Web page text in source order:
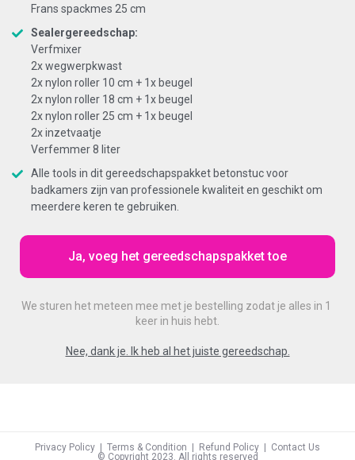
Frans spackmes 25 cm
Sealergereedschap:
Verfmixer
2x wegwerpkwast
2x nylon roller 10 cm + 1x beugel
2x nylon roller 18 cm + 1x beugel
2x nylon roller 25 cm + 1x beugel
2x inzetvaatje
Verfemmer 8 liter
Alle tools in dit gereedschapspakket betonstuc voor
badkamers zijn van professionele kwaliteit en geschikt om
meerdere keren te gebruiken.
Ja, voeg het gereedschapspakket toe
We sturen het meteen mee met je bestelling zodat je alles in 1
keer in huis hebt.
Nee, dank je. Ik heb al het juiste gereedschap.
Privacy Policy Terms & Condition Refund Policy
Contact Us
© Copyright 2023. All rights reserved